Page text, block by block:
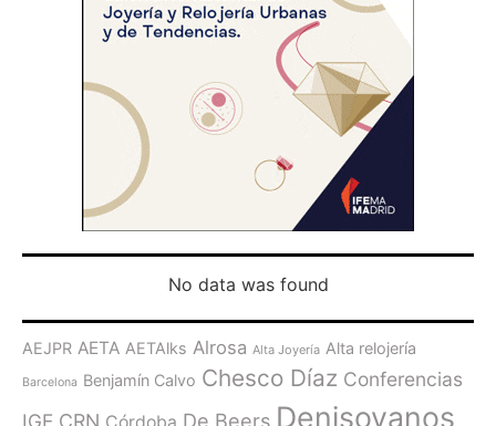
No data was found
AEJPR AETA AETAlks Alrosa Alta Joyería Alta relojería
Barcelona Benjamín Calvo Chesco Díaz Conferencias
IGE CRN De Beers Denisovanos